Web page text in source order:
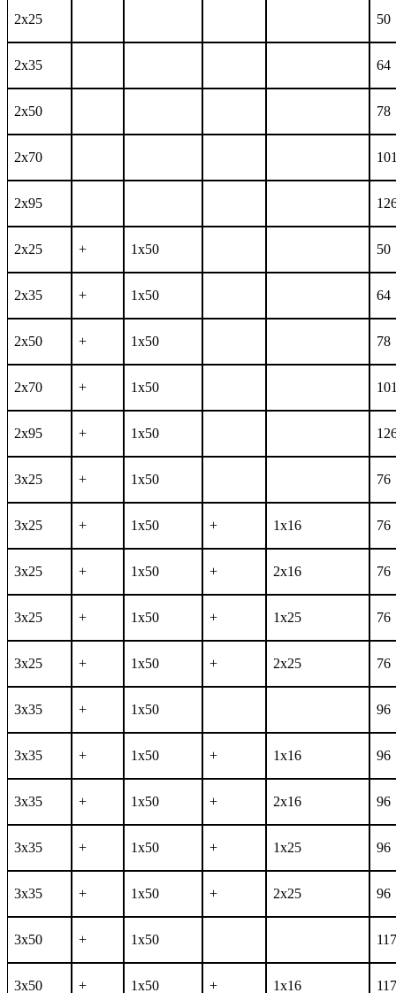
2x25 50
2x35 64
2x50 78
2x70
2x95
2x25 + 1x50 50
2x35 + 1x50 64
2x50 + 1x50 78
2x70 + 1x50
2x95 + 1x50
3x25 + 1x50 76
3x25 + 1x50 + 1x16 76
3x25 + 1x50 + 2x16 76
3x25 + 1x50 + 1x25 76
3x25 + 1x50 + 2x25 76
3x35 + 1x50 96
3x35 + 1x50 + 1x16 96
3x35 + 1x50 + 2x16 96
3x35 + 1x50 + 1x25 96
3x35 + 1x50 + 2x25 96
3x50 + 1x50 117
3x50 + 1x50 + 1x16 117